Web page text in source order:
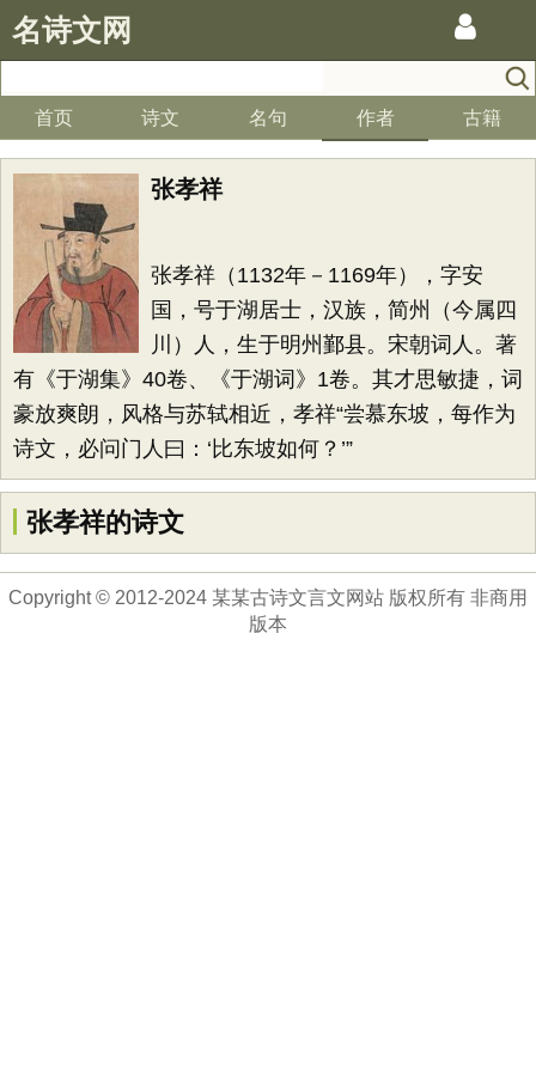
名诗文网
首页 诗文 名句 作者 古籍
张孝祥
张孝祥（1132年－1169年），字安
国，号于湖居士，汉族，简州（今属四
川）人，生于明州鄞县。宋朝词人。著
有《于湖集》40卷、《于湖词》1卷。其才思敏捷，词
豪放爽朗，风格与苏轼相近，孝祥“尝慕东坡，每作为
诗文，必问门人曰：‘比东坡如何？’”
张孝祥的诗文
Copyright © 2012-2024 某某古诗文言文网站 版权所有 非商用
版本